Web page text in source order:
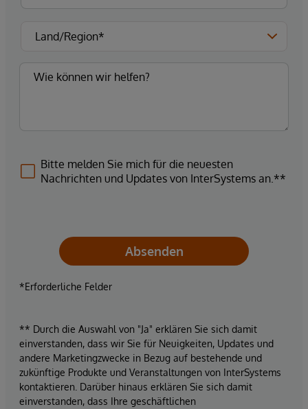
Bitte melden Sie mich für die neuesten
Nachrichten und Updates von InterSystems an.**
Absenden
*Erforderliche Felder
** Durch die Auswahl von "Ja" erklären Sie sich damit
einverstanden, dass wir Sie für Neuigkeiten, Updates und
andere Marketingzwecke in Bezug auf bestehende und
zukünftige Produkte und Veranstaltungen von InterSystems
kontaktieren. Darüber hinaus erklären Sie sich damit
einverstanden, dass Ihre geschäftlichen